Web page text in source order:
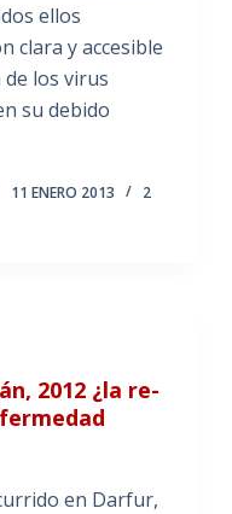
ellos
clara y accesible
los virus
su debido
11 ENERO 2013
2
2012 ¿la re-
en Darfur,